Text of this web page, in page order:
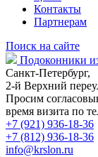
Контакты
Партнерам
Поиск на сайте
Подоконники
Санкт-Петербург,
2-й Верхний
Просим
время визита по
+7 (921) 936-18-36
+7 (812) 936-18-36
info@krslon.ru